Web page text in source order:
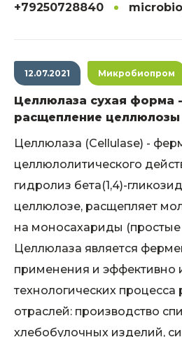
+79250728840
12.07.2021 Микробиопром
Целлюлаза сухая форма
расщепление целлюлозы
Целлюлаза (Cellulase) -
целлюлолитического
гидролиз бета(1,4)-
целлюлозе, расщепляет
на моносахариды (простые
Целлюлаза является
применения и эффективно
технологических процесса
отраслей: производство
хлебобулочных изделий,